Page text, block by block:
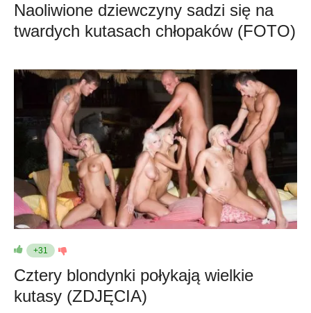
Naoliwione dziewczyny sadzi się na
twardych kutasach chłopaków (FOTO)
+31
Cztery blondynki połykają wielkie
kutasy (ZDJĘCIA)